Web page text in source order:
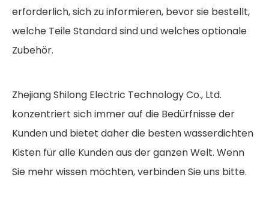
erforderlich, sich zu informieren, bevor sie bestellt,
welche Teile Standard sind und welches optionale
Zubehör.
Zhejiang Shilong Electric Technology Co., Ltd.
konzentriert sich immer auf die Bedürfnisse der
Kunden und bietet daher die besten wasserdichten
Kisten für alle Kunden aus der ganzen Welt. Wenn
Sie mehr wissen möchten, verbinden Sie uns bitte.